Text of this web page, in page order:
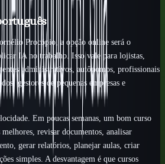
Procópio, a opção online será o
IA no trabalho. Isso vale para lojistas,
administrativos, autônomos, profissionais
gestores de pequenas empresas e
Em poucas semanas, um bom curso
revisar documentos, analisar
gerar relatórios, planejar aulas, criar
simples. A desvantagem é que cursos